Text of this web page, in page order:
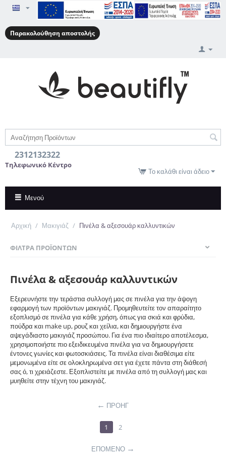
Παρακολούθηση αποστολής
2312132322
Τηλεφωνικό Κέντρο
Το καλάθι είναι άδειο
Μενού
Αρχική / Μακιγιάζ / Πινέλα & αξεσουάρ καλλυντικών
ΦΊΛΤΡΑ ΠΡΟΪΌΝΤΩΝ
Πινέλα & αξεσουάρ καλλυντικών
Εξερευνήστε την τεράστια συλλογή μας σε πινέλα για την άψογη
εφαρμογή των προϊόντων μακιγιάζ. Προμηθευτείτε τον απαραίτητο
εξοπλισμό σε πινέλα για κάθε χρήση, όπως για σκιά και φρύδια,
πούδρα και make up, ρουζ και χείλια, και δημιουργήστε ένα
αψεγάδιαστο μακιγιάζ προσώπου. Για ένα πιο ιδιαίτερο αποτέλεσμα,
χρησιμοποιήστε πιο εξειδικευμένα πινέλα για να δημιουργήσετε
έντονες γωνίες και φωτοσκιάσεις. Τα πινέλα είναι διαθέσιμα είτε
μεμονωμένα είτε σε ολοκληρωμένα σετ για έχετε πάντα στη διάθεσή
σας ό, τι χρειάζεστε. Εξοπλιστείτε με πινέλα από τη συλλογή μας και
μυηθείτε στην τέχνη του μακιγιάζ.
ΠΡΟΗΓ
1 2
ΕΠΌΜΕΝΟ